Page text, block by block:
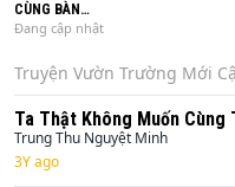
CÙNG BÀN
NGÂY NGÔ,
LÀM VỢ
Đang cập nhật
Truyện Vườn Trường Mới
Ta Thật Không Muốn Cùng
Trung Thu Nguyệt Minh
3Y ago